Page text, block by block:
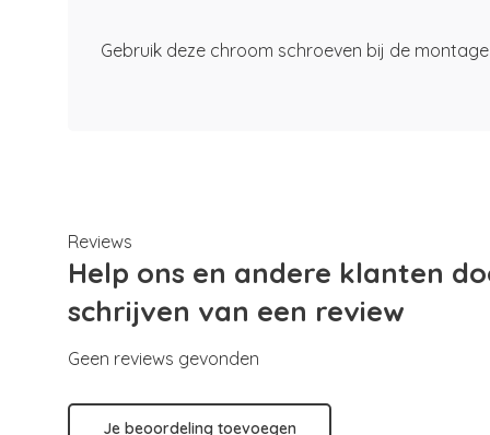
Gebruik deze chroom schroeven bij de
Reviews
Help ons en andere klanten
schrijven van een review
Geen reviews gevonden
Je beoordeling toevoegen